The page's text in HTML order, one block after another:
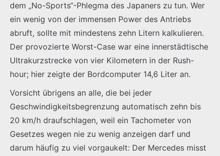
dem „No-Sports“-Phlegma des Japaners zu tun. Wer
ein wenig von der immensen Power des Antriebs
abruft, sollte mit mindestens zehn Litern kalkulieren.
Der provozierte Worst-Case war eine innerstädtische
Ultrakurzstrecke von vier Kilometern in der Rush-
hour; hier zeigte der Bordcomputer 14,6 Liter an.
Vorsicht übrigens an alle, die bei jeder
Geschwindigkeitsbegrenzung automatisch zehn bis
20 km/h draufschlagen, weil ein Tachometer von
Gesetzes wegen nie zu wenig anzeigen darf und
darum häufig zu viel vorgaukelt: Der Mercedes misst